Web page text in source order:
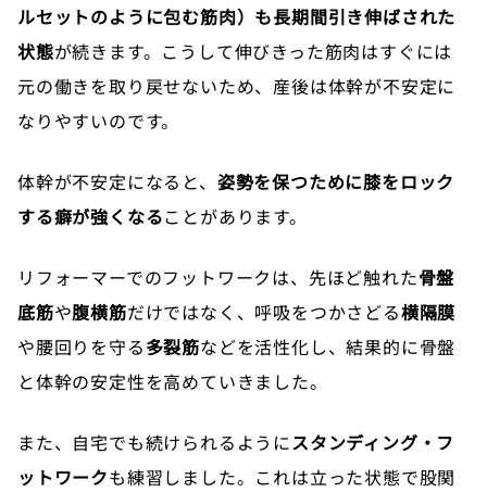
ルセットのように包む筋肉）も長期間引き伸ばされた
状態が続きます。こうして伸びきった筋肉はすぐには
元の働きを取り戻せないため、産後は体幹が不安定に
なりやすいのです。
体幹が不安定になると、 姿勢を保つために膝をロック
する癖が強くなることがあります。
リフォーマーでのフットワークは、先ほど触れた骨盤
底筋や腹横筋だけではなく、呼吸をつかさどる横隔膜
や腰回りを守る多裂筋などを活性化し、結果的に骨盤
と体幹の安定性を高めていきました。
また、自宅でも続けられるようにスタンディング・フ
ットワークも練習しました。これは立った状態で股関